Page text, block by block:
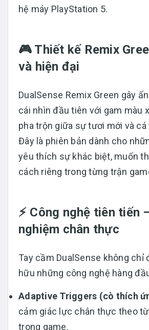
hệ máy PlayStation 5.
🎮 Thiết kế Remix
và hiện đại
DualSense Remix Green gây
cái nhìn đầu tiên với gam màu
pha trộn giữa sự tươi mới và
Đây là phiên bản dành cho
yêu thích sự khác biệt, muốn
cách riêng trong từng trận
⚡ Công nghệ tiên tiến
nghiệm chân thực
Tay cầm DualSense không chỉ
hữu những công nghệ hàng
Adaptive Triggers (cò thích
cảm giác lực chân thực theo
trong game.